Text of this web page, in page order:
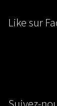
Like sur